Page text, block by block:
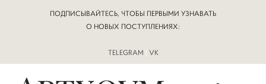
ПОДПИСЫВАЙТЕСЬ, ЧТОБЫ ПЕРВЫМИ УЗНАВАТЬ
О НОВЫХ ПОСТУПЛЕНИЯХ:
TELEGRAM | VK